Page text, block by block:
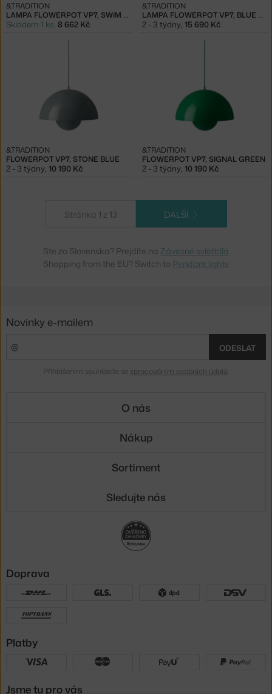
LAMPA FLOWERPOT VP7, SWIM BLUE
&TRADITION
Skladem 1 ks, 8 662 Kč
LAMPA FLOWERPOT VP7, BLUE PATTERN
&TRADITION
2 - 3 týdny, 15 690 Kč
FLOWERPOT VP7, STONE BLUE
&TRADITION
2 - 3 týdny, 10 190 Kč
FLOWERPOT VP7, SIGNAL GREEN
&TRADITION
2 - 3 týdny, 10 190 Kč
Stránka 1 z 13 DALŠÍ
Ste zo Slovenska? Prejdite na Závesné svietidlá
Shopping from the EU? Switch to Pendant lights
Novinky e-mailem
ODESLAT
Přihlášením souhlasíte se zpracováním osobních údajů
O nás
Nákup
Sortiment
Sledujte nás
Doprava
Platby
Jsme tu pro vás